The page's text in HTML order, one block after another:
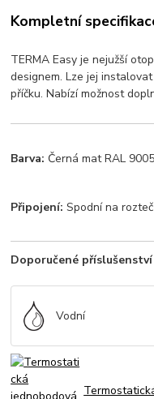
Kompletní
TERMA Easy je nejužší
designem. Lze jej
příčku. Nabízí možnost
Barva: Černá mat RAL 9005
Připojení: Spodní na rozteč
Doporučené
Vodní